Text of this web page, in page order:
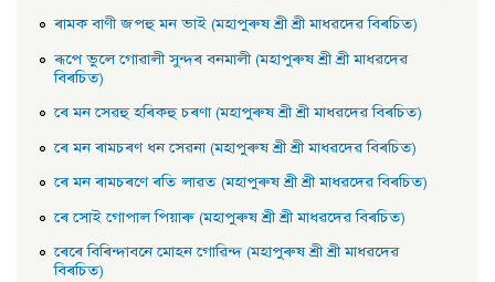
ৰামক বাণী জপহু মন ভাই (মহাপুৰুষ শ্ৰী শ্ৰী মাধৱদেৱ বিৰচিত)
ৰূপে ভুলে গােৱালী সুন্দৰ বনমালী (মহাপুৰুষ শ্ৰী শ্ৰী মাধৱদেৱ
বিৰচিত)
ৰে মন সেৱহু হৰিকহু চৰণা (মহাপুৰুষ শ্ৰী শ্ৰী মাধৱদেৱ বিৰচিত)
ৰে মন ৰামচৰণ ধন সেৱনা (মহাপুৰুষ শ্ৰী শ্ৰী মাধৱদেৱ বিৰচিত)
ৰে মন ৰামচৰণে ৰতি লাৱত (মহাপুৰুষ শ্ৰী শ্ৰী মাধৱদেৱ বিৰচিত)
ৰে সােই গােপাল পিয়াৰু (মহাপুৰুষ শ্ৰী শ্ৰী মাধৱদেৱ বিৰচিত)
ৰেৰে বিৰিন্দাবনে মােহন গােৱিন্দ (মহাপুৰুষ শ্ৰী শ্ৰী মাধৱদেৱ
বিৰচিত)